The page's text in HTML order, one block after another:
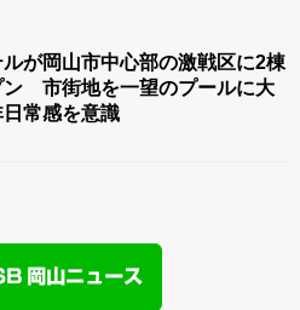
が岡山市中心部の激戦区に2棟
ン 市街地を一望のプールに大
常感を意識